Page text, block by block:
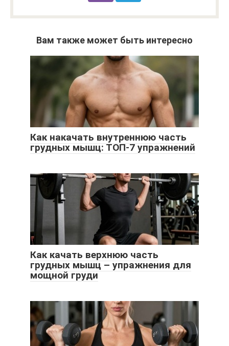
Вам также может быть интересно
Как накачать внутреннюю часть
грудных мышц: ТОП-7 упражнений
Как качать верхнюю часть
грудных мышц – упражнения для
мощной груди